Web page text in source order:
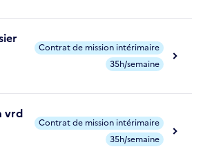
Contrat de mission intérimaire
35h/semaine
vrd
Contrat de mission intérimaire
35h/semaine